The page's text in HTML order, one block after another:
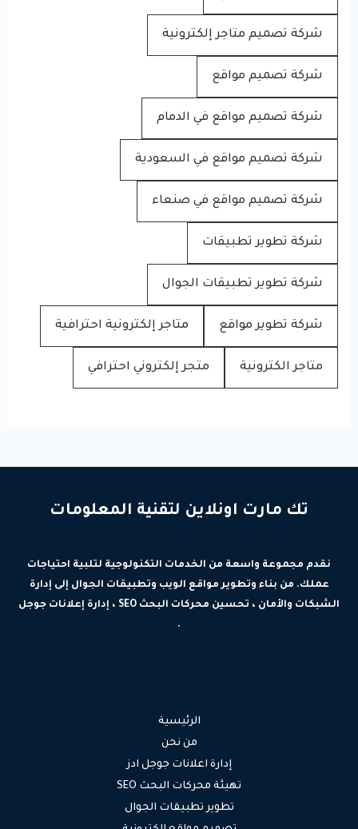
شركة تصميم متاجر إلكترونية
شركة تصميم مواقع
شركة تصميم مواقع في الدمام
شركة تصميم مواقع في السعودية
شركة تصميم مواقع في صنعاء
شركة تطوير تطبيقات
شركة تطوير تطبيقات الجوال
شركة تطوير مواقع متاجر إلكترونية احترافية
متاجر الكترونية متجر إلكتروني احترافي
تك مارت اونلاين لتقنية المعلومات
نقدم مجموعة واسعة من الخدمات التكنولوجية لتلبية احتياجات
عملك. من بناء وتطوير مواقع الويب وتطبيقات الجوال إلى إدارة
الشبكات والأمان ، تحسين محركات البحث SEO ، إدارة إعلانات جوجل
.
الرئيسية
من نحن
إدارة اعلانات جوجل ادز
تهيئة محركات البحث SEO
تطوير تطبيقات الجوال